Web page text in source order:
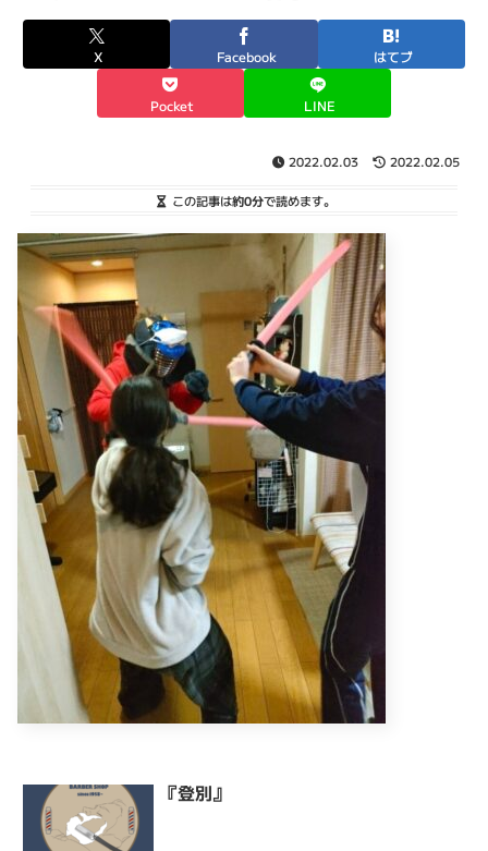
X Facebook はてブ
Pocket LINE
2022.02.03 2022.02.05
この記事は約0分で読めます。
『登別』